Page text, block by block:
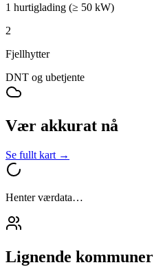
1 hurtiglading (≥ 50 kW)
2
Fjellhytter
DNT og ubetjente
Vær akkurat nå
Se fullt kart →
Henter værdata…
Lignende kommuner